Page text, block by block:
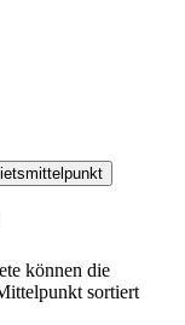
können die
sortiert